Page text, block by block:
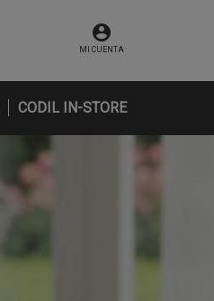
MI CUENTA
CODIL IN-STORE